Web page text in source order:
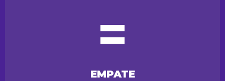
=
EMPATE